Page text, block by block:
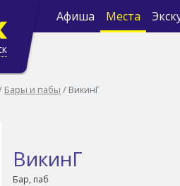
Афиша Места
Бары и пабы ВикинГ
ВикинГ
Бар, паб